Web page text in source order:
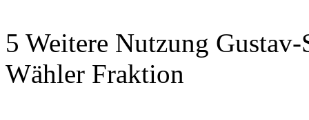
5 Weitere Nutzung
Wähler Fraktion